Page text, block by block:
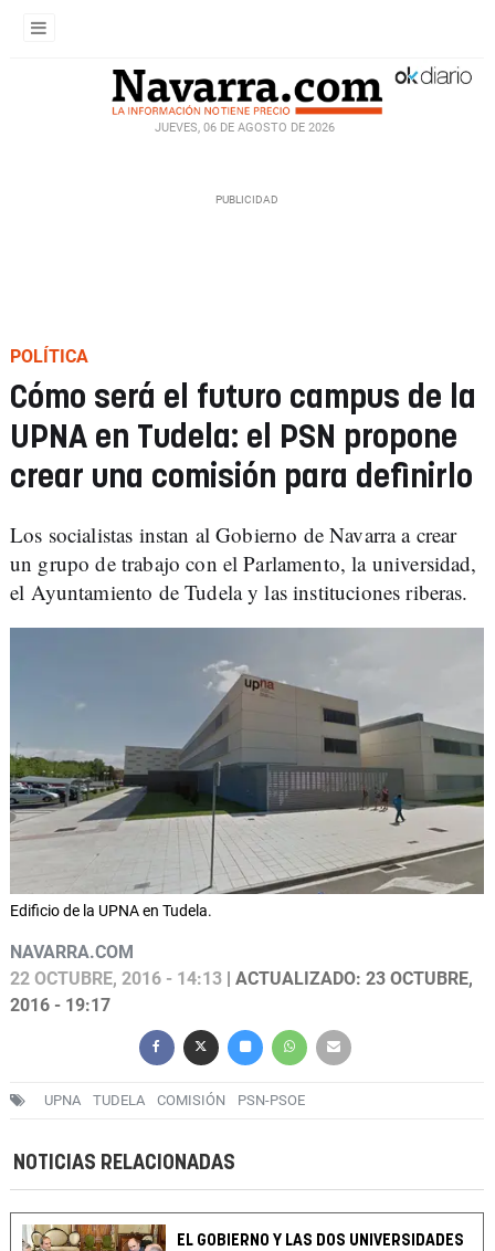
JUEVES, 06 DE AGOSTO DE 2026
POLÍTICA
Cómo será el futuro campus de la
UPNA en Tudela: el PSN propone
crear una comisión para definirlo
Los socialistas instan al Gobierno de Navarra a crear
un grupo de trabajo con el Parlamento, la universidad,
el Ayuntamiento de Tudela y las instituciones riberas.
Edificio de la UPNA en Tudela.
NAVARRA.COM
22 OCTUBRE, 2016 - 14:13 | ACTUALIZADO: 23 OCTUBRE,
2016 - 19:17
UPNA TUDELA COMISIÓN PSN-PSOE
NOTICIAS RELACIONADAS
EL GOBIERNO Y LAS DOS UNIVERSIDADES